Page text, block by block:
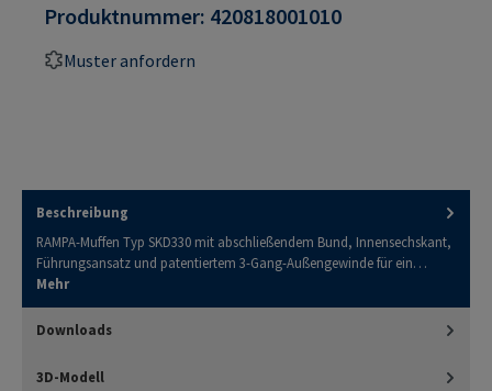
Produktnummer: 420818001010
Muster anfordern
Beschreibung
RAMPA-Muffen Typ SKD330 mit abschließendem Bund, Innensechskant,
Führungsansatz und patentiertem 3-Gang-Außengewinde für ein…
Mehr
Downloads
3D-Modell